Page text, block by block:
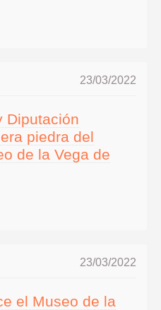
23/03/2022
Diputación
piedra del
de la Vega de
23/03/2022
el Museo de la